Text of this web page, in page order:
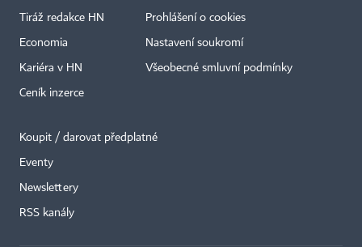
Tiráž redakce HN
Economia
Kariéra v HN
Ceník inzerce
Prohlášení o cookies
Nastavení soukromí
Všeobecné smluvní podmínky
Koupit / darovat předplatné
Eventy
Newslettery
RSS kanály